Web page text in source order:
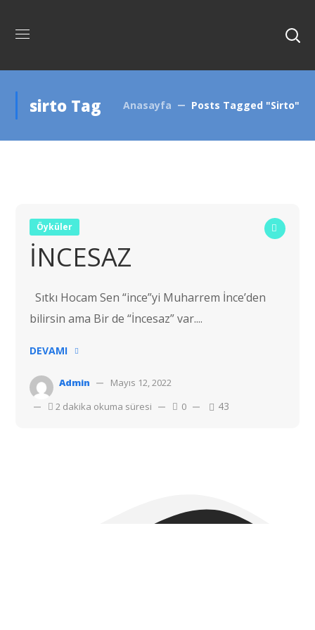
sirto Tag Anasayfa Posts Tagged "sirto"
Öyküler
İNCESAZ
Sıtkı Hocam Sen “ince”yi Muharrem İnce’den
bilirsin ama Bir de “İncesaz” var....
DEVAMI
Admin
Mayıs 12, 2022
2 dakika okuma süresi
0 43